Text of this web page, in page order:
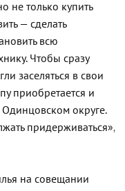
не только купить
— сделать
всю
Чтобы сразу
заселяться в свои
приобретается и
округе.
придерживаться»,
на совещании